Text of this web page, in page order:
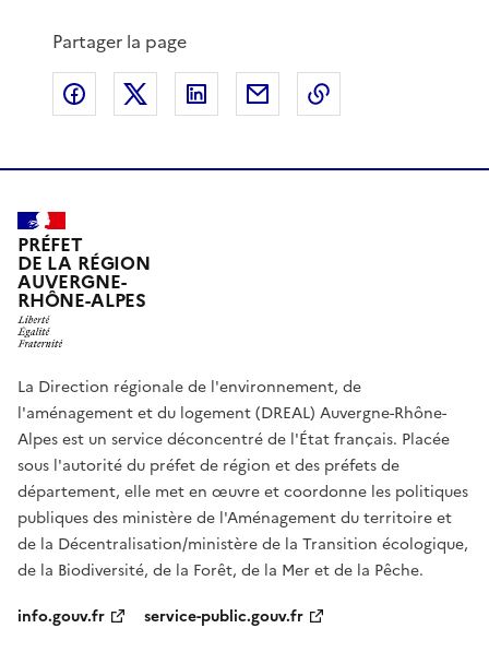
Partager la page
Partager sur Facebook
Partager sur XPartager sur LinkedIn
Partager par email
PRÉFET
DE LA RÉGION
AUVERGNE-
RHÔNE-ALPES
La Direction régionale de l'environnement, de
l'aménagement et du logement (DREAL) Auvergne-Rhône-
Alpes est un service déconcentré de l'État français. Placée
sous l'autorité du préfet de région et des préfets de
département, elle met en œuvre et coordonne les politiques
publiques des ministère de l'Aménagement du territoire et
de la Décentralisation/ministère de la Transition écologique,
de la Biodiversité, de la Forêt, de la Mer et de la Pêche.
info.gouv.fr
service-public.gouv.fr